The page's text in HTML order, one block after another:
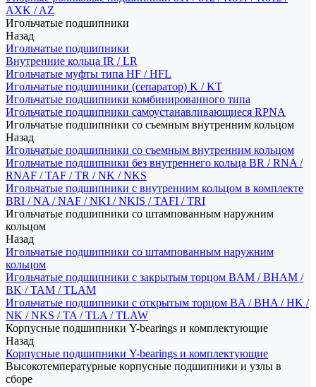
AXK / AZ
Игольчатые подшипники
Назад
Игольчатые подшипники
Внутренние кольца IR / LR
Игольчатые муфты типа HF / HFL
Игольчатые подшипники (сепаратор) K / KT
Игольчатые подшипники комбинированного типа
Игольчатые подшипники самоустанавливающиеся RPNA
Игольчатые подшипники со съемным внутренним кольцом
Назад
Игольчатые подшипники со съемным внутренним кольцом
Игольчатые подшипники без внутреннего кольца BR / RNA /
RNAF / TAF / TR / NK / NKS
Игольчатые подшипники с внутренним кольцом в комплекте
BRI / NA / NAF / NKI / NKIS / TAFI / TRI
Игольчатые подшипники со штампованным наружним
кольцом
Назад
Игольчатые подшипники со штампованным наружним
кольцом
Игольчатые подшипники с закрытым торцом BAM / BHAM /
BK / TAM / TLAM
Игольчатые подшипники с открытым торцом BA / BHA / HK /
NK / NKS / TA / TLA / TLAW
Корпусные подшипники Y-bearings и комплектующие
Назад
Корпусные подшипники Y-bearings и комплектующие
Высокотемпературные корпусные подшипники и узлы в
сборе